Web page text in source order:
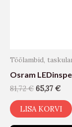
Töölambid,
Osram
81,72€ 65,37 €
LISA KORVI